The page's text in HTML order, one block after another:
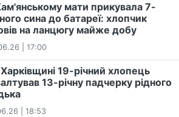
мати прикувала 7-
сина до батареї: хлопчик
на ланцюгу майже добу
| 17:00
19-річний хлопець​
13-річну падчерку рідного
| 18:53